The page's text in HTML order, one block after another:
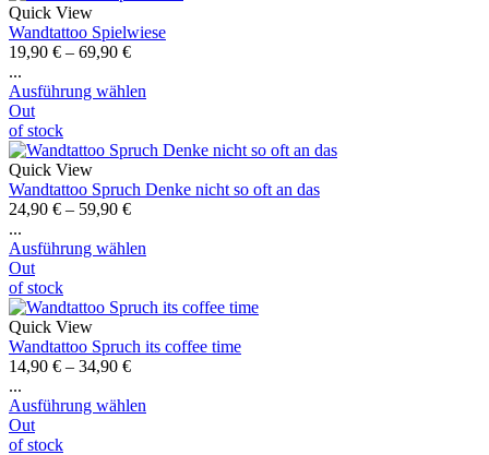
Quick View
Wandtattoo Spielwiese
19,90 € – 69,90 €
...
Ausführung wählen
Out
of stock
Quick View
Wandtattoo Spruch Denke nicht so oft an das
24,90 € – 59,90 €
...
Ausführung wählen
Out
of stock
Quick View
Wandtattoo Spruch its coffee time
14,90 € – 34,90 €
...
Ausführung wählen
Out
of stock